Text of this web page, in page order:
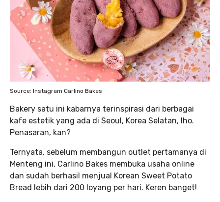
Source: Instagram Carlino Bakes
Bakery satu ini kabarnya terinspirasi dari berbagai
kafe estetik yang ada di Seoul, Korea Selatan, lho.
Penasaran, kan?
Ternyata, sebelum membangun outlet pertamanya di
Menteng ini, Carlino Bakes membuka usaha online
dan sudah berhasil menjual Korean Sweet Potato
Bread lebih dari 200 loyang per hari. Keren banget!